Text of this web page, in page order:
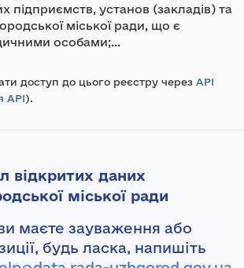
підприємств, установ (закладів) та
міської ради, що є
особами;...
доступ до цього реєстру через API
API).
відкритих даних
міської ради
маєте зауваження або
будь ласка, напишіть